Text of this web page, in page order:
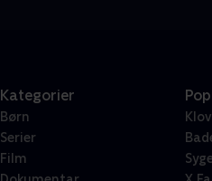
Kategorier
Børn
Serier
Film